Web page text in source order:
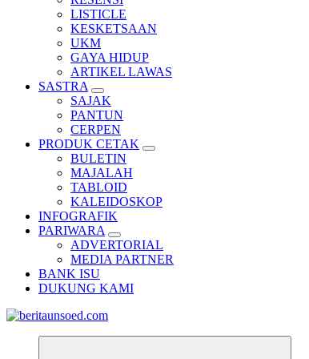
LISTICLE
KESKETSAAN
UKM
GAYA HIDUP
ARTIKEL LAWAS
SASTRA
SAJAK
PANTUN
CERPEN
PRODUK CETAK
BULETIN
MAJALAH
TABLOID
KALEIDOSKOP
INFOGRAFIK
PARIWARA
ADVERTORIAL
MEDIA PARTNER
BANK ISU
DUKUNG KAMI
Pemandu Wawasan Almamater